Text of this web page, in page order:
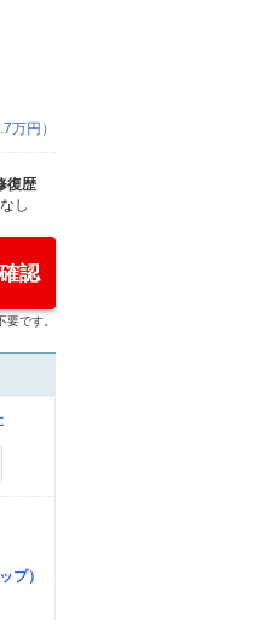
万円）
復歴
なし
認
です。
プ）